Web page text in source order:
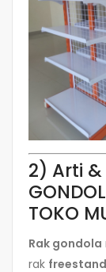
2) Arti &
TOKO
Rak gondola
rak